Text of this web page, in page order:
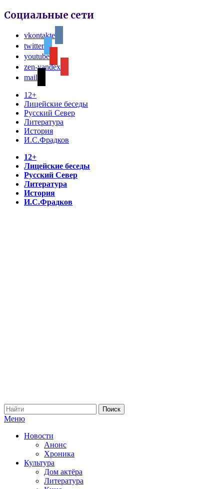
Социальные сети
vkontakte
twitter
youtube
zen-yandex
mail
12+
Лицейские беседы
Русский Север
Литература
История
И.С.Фрадков
12+
Лицейские беседы
Русский Север
Литература
История
И.С.Фрадков
Меню
Новости
Анонс
Хроника
Культура
Дом актёра
Литература